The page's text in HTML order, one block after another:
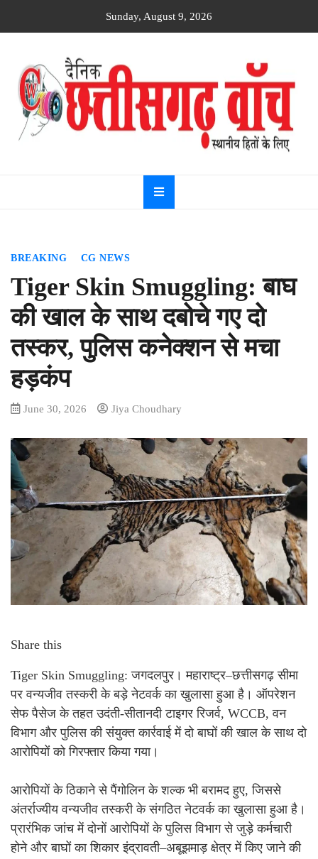
Sunday, August 9, 2026
Dainik
Chhattisgarh
watch
BREAKING CG NEWS
Tiger Skin Smuggling: बाघ
की खाल के साथ दबोचे गए दो
तस्कर, पुलिस कनेक्शन से मचा
हड़कंप
June 30, 2026 Jiya Choudhary
Share this
Tiger Skin Smuggling: जगदलपुर। महाराष्ट्र–छत्तीसगढ़ सीमा
पर वन्यजीव तस्करी के बड़े नेटवर्क का खुलासा हुआ है। ऑपरेशन
सेफ पैसेज के तहत उदंती-सीतानदी टाइगर रिजर्व, WCCB, वन
विभाग और पुलिस की संयुक्त कार्रवाई में दो बाघों की खाल के साथ दो
आरोपियों को गिरफ्तार किया गया।
आरोपियों के ठिकाने से पैंगोलिन के शल्क भी बरामद हुए, जिससे
अंतर्राज्यीय वन्यजीव तस्करी के संगठित नेटवर्क का खुलासा हुआ है।
प्रारंभिक जांच में दोनों आरोपियों के पुलिस विभाग से जुड़े कर्मचारी
होने और बाघों का शिकार इंद्रावती–अबूझमाड़ क्षेत्र में किए जाने की